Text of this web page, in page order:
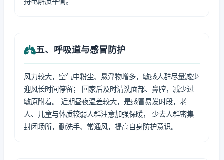
五、呼吸道与感冒防护
风力较大，空气中粉尘、悬浮物增多，敏感人群尽量减少
迎风长时间停留； 回家后及时清洗面部、鼻腔，减少过
敏原附着。 近期昼夜温差较大，是感冒易发时段，老
人、儿童与体质较弱人群注意加强保暖， 少去人群密集
封闭场所，勤洗手、常通风，提高自身防护意识。